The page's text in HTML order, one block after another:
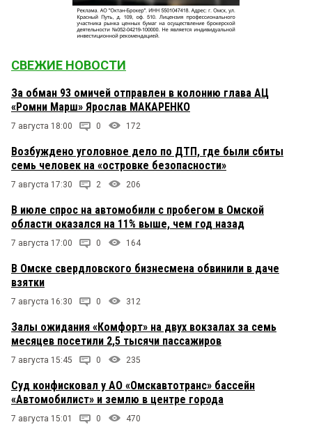
СВЕЖИЕ НОВОСТИ
За обман 93 омичей отправлен в колонию глава АЦ
«Ромни Марш» Ярослав МАКАРЕНКО
7 августа 18:00 0 172
Возбуждено уголовное дело по ДТП, где были сбиты
семь человек на «островке безопасности»
7 августа 17:30 2 206
В июле спрос на автомобили с пробегом в Омской
области оказался на 11% выше, чем год назад
7 августа 17:00 0 164
В Омске свердловского бизнесмена обвинили в даче
взятки
7 августа 16:30 0 312
Залы ожидания «Комфорт» на двух вокзалах за семь
месяцев посетили 2,5 тысячи пассажиров
7 августа 15:45 0 235
Суд конфисковал у АО «Омскавтотранс» бассейн
«Автомобилист» и землю в центре города
7 августа 15:01 0 470